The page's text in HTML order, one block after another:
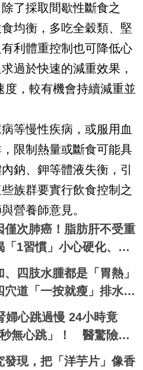
了採取間歇性斷食之
均衡，多吃全穀類、堅
利體重控制也可降低心
過於快速的減重效果，
，較有機會持續減重並
等慢性疾病，或服用血
限制熱量或斷食可能具
鈉、鉀等體液失衡，引
族群要實行飲食控制之
營養師意見。
僅次肺癌！脂肪肝不受重
「1習慣」小心硬化、變
四肢水腫都是「胃熱」
穴道「一按就瘦」排水去
瘦三斤不復胖｜每日健康
婦心跳過慢 24小時竟
秒無心跳」！ 醫驚險裝
器
發現，把「洋芋片」像香